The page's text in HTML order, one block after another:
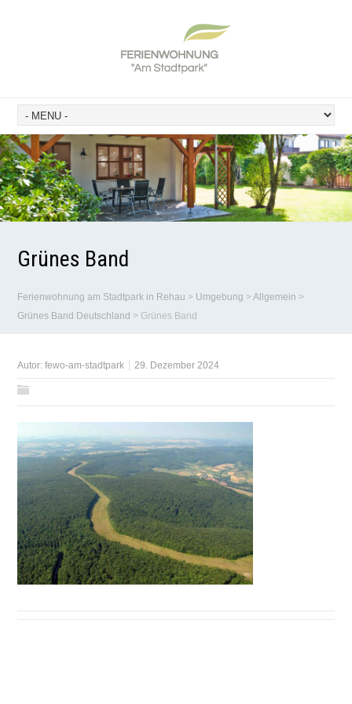
Grünes Band
Ferienwohnung am Stadtpark in Rehau > Umgebung >Allgemein >
Grünes Band Deutschland > Grünes Band
Autor:fewo-am-stadtpark 29. Dezember 2024